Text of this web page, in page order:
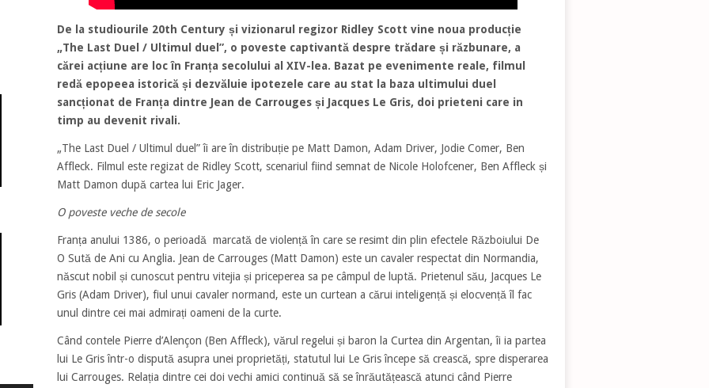
De la studiourile 20th Century și vizionarul regizor Ridley Scott vine noua producție
„The Last Duel / Ultimul duel”, o poveste captivantă despre trădare și răzbunare, a
cărei acțiune are loc în Franța secolului al XIV-lea. Bazat pe evenimente reale, filmul
redă epopeea istorică și dezvăluie ipotezele care au stat la baza ultimului duel
sancționat de Franța dintre Jean de Carrouges și Jacques Le Gris, doi prieteni care in
timp au devenit rivali.
„The Last Duel / Ultimul duel” îi are în distribuție pe Matt Damon, Adam Driver, Jodie Comer, Ben
Affleck. Filmul este regizat de Ridley Scott, scenariul fiind semnat de Nicole Holofcener, Ben Affleck și
Matt Damon după cartea lui Eric Jager.
O poveste veche de secole
Franța anului 1386, o perioadă marcată de violență în care se resimt din plin efectele Războiului De
O Sută de Ani cu Anglia. Jean de Carrouges (Matt Damon) este un cavaler respectat din Normandia,
născut nobil și cunoscut pentru vitejia și priceperea sa pe câmpul de luptă. Prietenul său, Jacques Le
Gris (Adam Driver), fiul unui cavaler normand, este un curtean a cărui inteligență și elocvență îl fac
unul dintre cei mai admirați oameni de la curte.
Când contele Pierre d’Alençon (Ben Affleck), vărul regelui și baron la Curtea din Argentan, îi ia partea
lui Le Gris într-o dispută asupra unei proprietăți, statutul lui Le Gris începe să crească, spre disperarea
lui Carrouges. Relația dintre cei doi vechi amici continuă să se înrăutățească atunci când Pierre